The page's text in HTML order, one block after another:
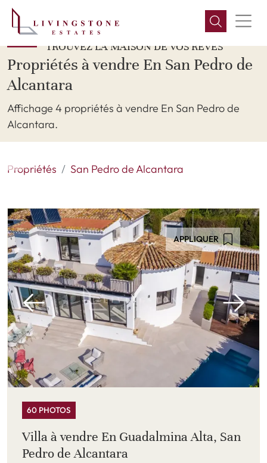
TROUVEZ LA MAISON DE VOS RÊVES
Propriétés à vendre En San Pedro de
Alcantara
Affichage 4 propriétés à vendre En San Pedro de
Alcantara.
Propriétés San Pedro de Alcantara
APPLIQUER
60 PHOTOS
Villa à vendre En Guadalmina Alta, San
Pedro de Alcantara